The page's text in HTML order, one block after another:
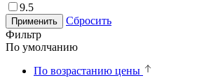
9.5
Применить
Сбросить
Фильтр
По умолчанию
По возрастанию цены